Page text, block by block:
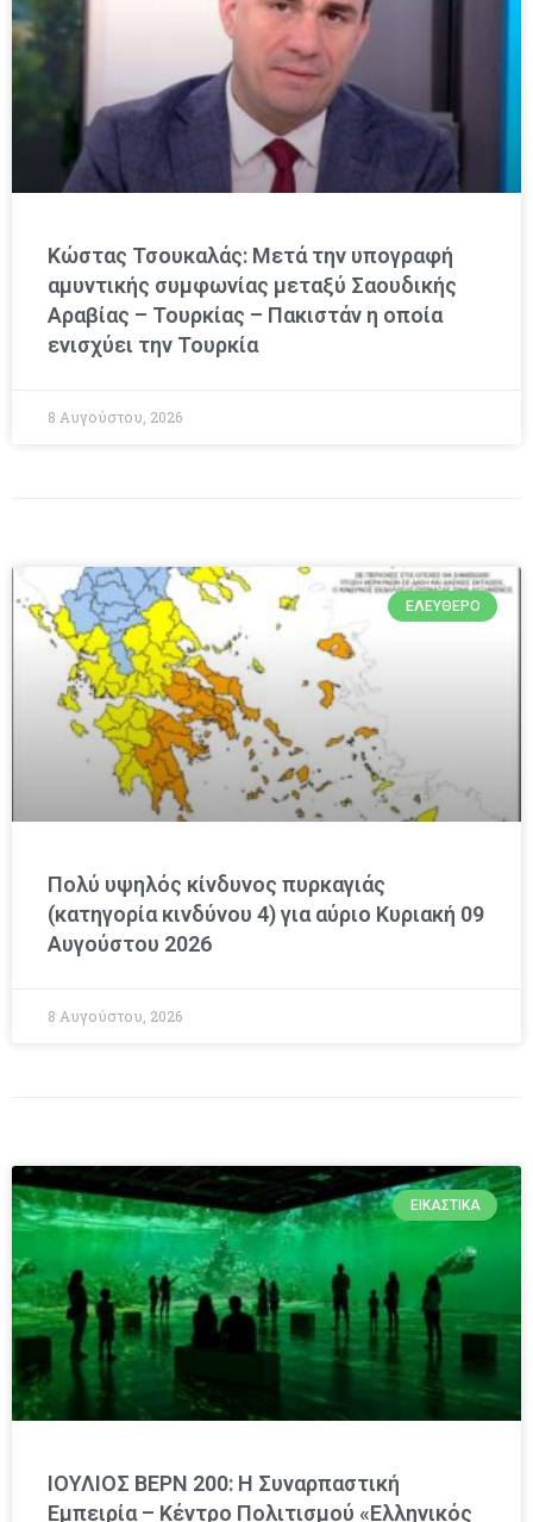
Κώστας Τσουκαλάς: Μετά την υπογραφή
αμυντικής συμφωνίας μεταξύ Σαουδικής
Αραβίας – Τουρκίας – Πακιστάν η οποία
ενισχύει την Τουρκία
8 Αυγούστου, 2026
ΕΛΕΎΘΕΡΟ
Πολύ υψηλός κίνδυνος πυρκαγιάς
(κατηγορία κινδύνου 4) για αύριο Κυριακή 09
Αυγούστου 2026
8 Αυγούστου, 2026
ΕΙΚΑΣΤΙΚΆ
ΙΟΥΛΙΟΣ ΒΕΡΝ 200: Η Συναρπαστική
Εμπειρία – Κέντρο Πολιτισμού «Ελληνικός